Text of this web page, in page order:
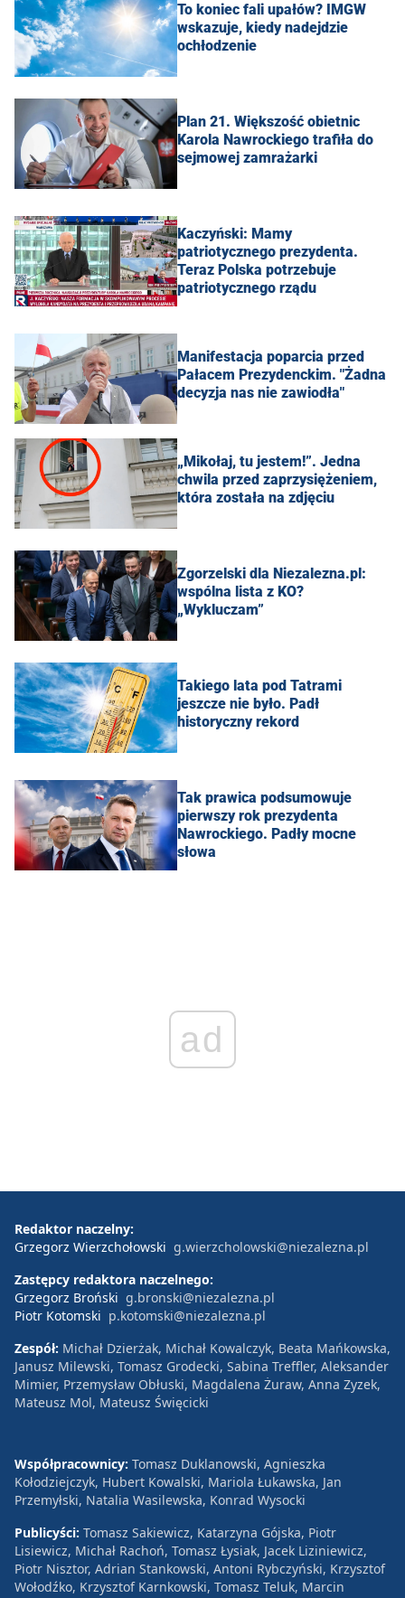
To koniec fali upałów? IMGW
wskazuje, kiedy nadejdzie
ochłodzenie
Plan 21. Większość obietnic
Karola Nawrockiego trafiła do
sejmowej zamrażarki
Kaczyński: Mamy
patriotycznego prezydenta.
Teraz Polska potrzebuje
patriotycznego rządu
Manifestacja poparcia przed
Pałacem Prezydenckim. "Żadna
decyzja nas nie zawiodła"
„Mikołaj, tu jestem!”. Jedna
chwila przed zaprzysiężeniem,
która została na zdjęciu
Zgorzelski dla Niezalezna.pl:
wspólna lista z KO?
„Wykluczam”
Takiego lata pod Tatrami
jeszcze nie było. Padł
historyczny rekord
Tak prawica podsumowuje
pierwszy rok prezydenta
Nawrockiego. Padły mocne
słowa
ad
Redaktor naczelny:
Grzegorz Wierzchołowski g.wierzcholowski@niezalezna.pl
Zastępcy redaktora naczelnego:
Grzegorz Broński g.bronski@niezalezna.pl
Piotr Kotomski p.kotomski@niezalezna.pl
Zespół: Michał Dzierżak, Michał Kowalczyk, Beata Mańkowska,
Janusz Milewski, Tomasz Grodecki, Sabina Treffler, Aleksander
Mimier, Przemysław Obłuski, Magdalena Żuraw, Anna Zyzek,
Mateusz Mol, Mateusz Święcicki
Współpracownicy: Tomasz Duklanowski, Agnieszka
Kołodziejczyk, Hubert Kowalski, Mariola Łukawska, Jan
Przemyłski, Natalia Wasilewska, Konrad Wysocki
Publicyści: Tomasz Sakiewicz, Katarzyna Gójska, Piotr
Lisiewicz, Michał Rachoń, Tomasz Łysiak, Jacek Liziniewicz,
Piotr Nisztor, Adrian Stankowski, Antoni Rybczyński, Krzysztof
Wołodźko, Krzysztof Karnkowski, Tomasz Teluk, Marcin